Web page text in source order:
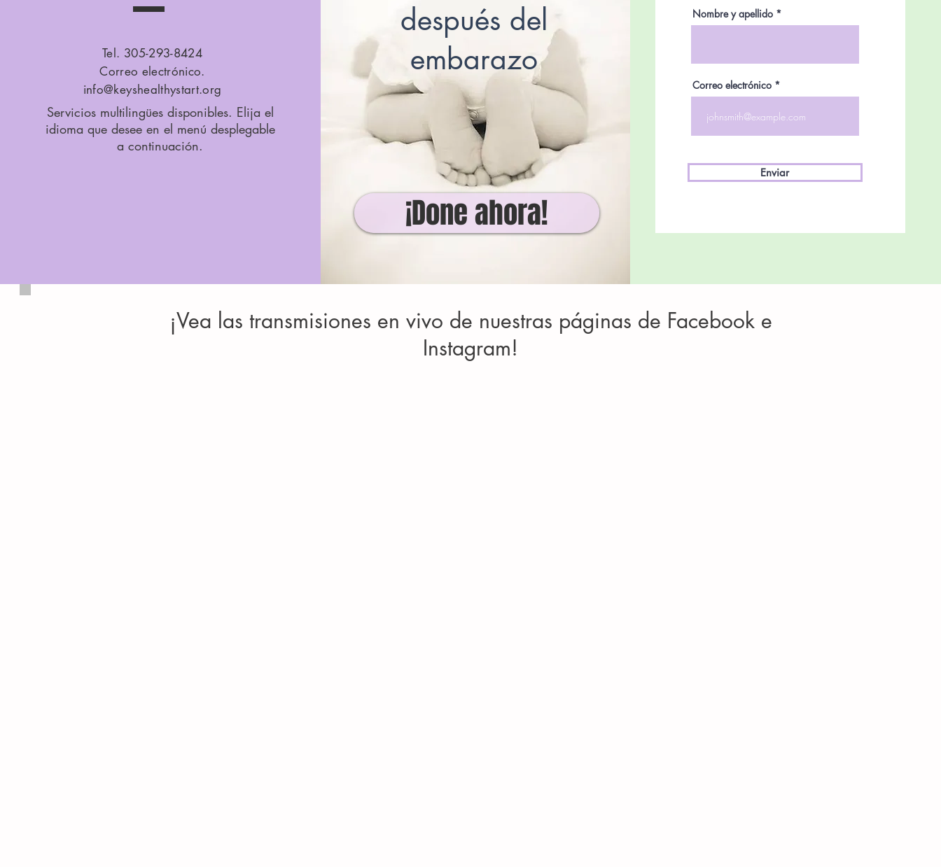
Tel. 305-293-8424
Correo electrónico.
info@keyshealthystart.org
Servicios multilingües disponibles. Elija el
idioma que desee en el menú desplegable
a continuación.
después del
embarazo
¡Done ahora!
Nombre y apellido
Correo electrónico
Enviar
¡Vea las transmisiones en vivo de nuestras páginas de Facebook e
Instagram!